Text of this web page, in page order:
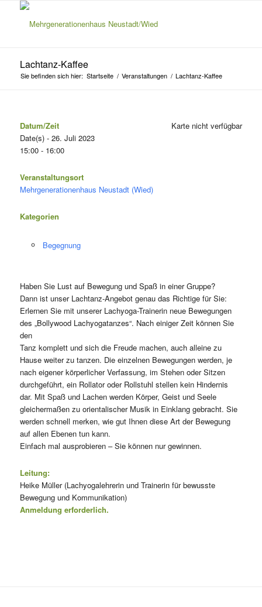
Lachtanz-Kaffee
Sie befinden sich hier: Startseite / Veranstaltungen / Lachtanz-Kaffee
Karte nicht verfügbar
Datum/Zeit
Date(s) - 26. Juli 2023
15:00 - 16:00
Veranstaltungsort
Mehrgenerationenhaus Neustadt (Wied)
Kategorien
Begegnung
Haben Sie Lust auf Bewegung und Spaß in einer Gruppe?
Dann ist unser Lachtanz-Angebot genau das Richtige für Sie:
Erlernen Sie mit unserer Lachyoga-Trainerin neue Bewegungen
des „Bollywood Lachyogatanzes“. Nach einiger Zeit können Sie
den
Tanz komplett und sich die Freude machen, auch alleine zu
Hause weiter zu tanzen. Die einzelnen Bewegungen werden, je
nach eigener körperlicher Verfassung, im Stehen oder Sitzen
durchgeführt, ein Rollator oder Rollstuhl stellen kein Hindernis
dar. Mit Spaß und Lachen werden Körper, Geist und Seele
gleichermaßen zu orientalischer Musik in Einklang gebracht. Sie
werden schnell merken, wie gut Ihnen diese Art der Bewegung
auf allen Ebenen tun kann.
Einfach mal ausprobieren – Sie können nur gewinnen.
Leitung:
Heike Müller (Lachyogalehrerin und Trainerin für bewusste
Bewegung und Kommunikation)
Anmeldung erforderlich.